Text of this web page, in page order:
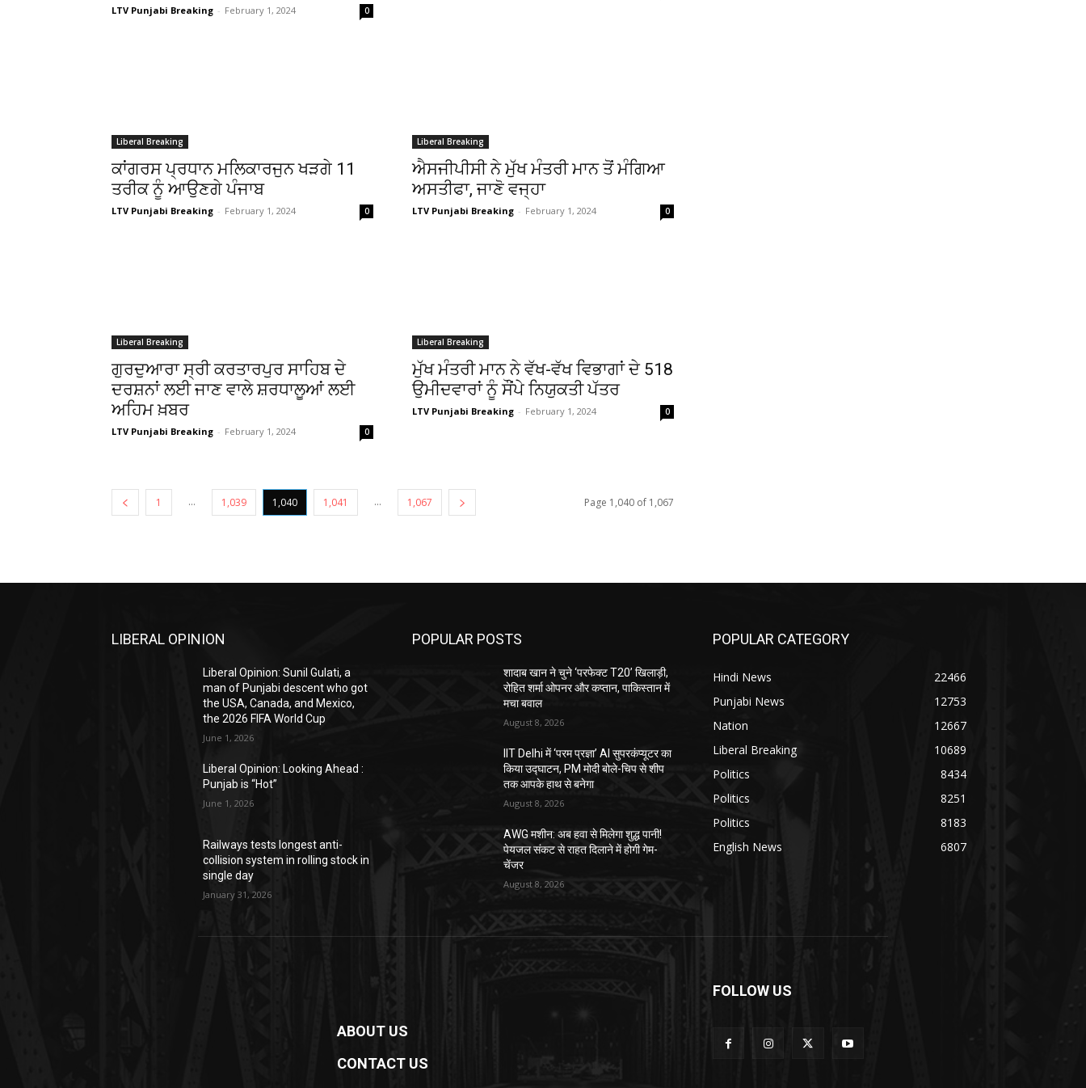
LTV Punjabi Breaking - February 1, 2024 0
Liberal Breaking
ਕਾਂਗਰਸ ਪ੍ਰਧਾਨ ਮਲਿਕਾਰਜੁਨ ਖੜਗੇ 11
ਤਰੀਕ ਨੂੰ ਆਉਣਗੇ ਪੰਜਾਬ
LTV Punjabi Breaking - February 1, 2024 0
Liberal Breaking
ਐਸਜੀਪੀਸੀ ਨੇ ਮੁੱਖ ਮੰਤਰੀ ਮਾਨ ਤੋਂ ਮੰਗਿਆ
ਅਸਤੀਫਾ, ਜਾਣੋ ਵਜ੍ਹਾ
LTV Punjabi Breaking - February 1, 2024 0
Liberal Breaking
ਗੁਰਦੁਆਰਾ ਸ੍ਰੀ ਕਰਤਾਰਪੁਰ ਸਾਹਿਬ ਦੇ
ਦਰਸ਼ਨਾਂ ਲਈ ਜਾਣ ਵਾਲੇ ਸ਼ਰਧਾਲੂਆਂ ਲਈ
ਅਹਿਮ ਖ਼ਬਰ
LTV Punjabi Breaking - February 1, 2024 0
Liberal Breaking
ਮੁੱਖ ਮੰਤਰੀ ਮਾਨ ਨੇ ਵੱਖ-ਵੱਖ ਵਿਭਾਗਾਂ ਦੇ 518
ਉਮੀਦਵਾਰਾਂ ਨੂੰ ਸੌਂਪੇ ਨਿਯੁਕਤੀ ਪੱਤਰ
LTV Punjabi Breaking - February 1, 2024 0
1 ... 1,039 1,040 1,041 ... 1,067 Page 1,040 of 1,067
LIBERAL OPINION
Liberal Opinion: Sunil Gulati, a
man of Punjabi descent who got
the USA, Canada, and Mexico,
the 2026 FIFA World Cup
June 1, 2026
Liberal Opinion: Looking Ahead :
Punjab is “Hot”
June 1, 2026
Railways tests longest anti-
collision system in rolling stock in
single day
January 31, 2026
POPULAR POSTS
शादाब खान ने चुने ‘परफेक्ट T20’ खिलाड़ी,
रोहित शर्मा ओपनर और कप्तान, पाकिस्तान में
मचा बवाल
August 8, 2026
IIT Delhi में ‘परम प्रज्ञा’ AI सुपरकंप्यूटर का
किया उद्घाटन, PM मोदी बोले-चिप से शीप
तक आपके हाथ से बनेगा
August 8, 2026
AWG मशीन: अब हवा से मिलेगा शुद्ध पानी!
पेयजल संकट से राहत दिलाने में होगी गेम-
चेंजर
August 8, 2026
POPULAR CATEGORY
Hindi News
22466
Punjabi News
12753
Nation
12667
Liberal Breaking
10689
Politics
8434
Politics
8251
Politics
8183
English News
6807
ABOUT US
CONTACT US
FOLLOW US